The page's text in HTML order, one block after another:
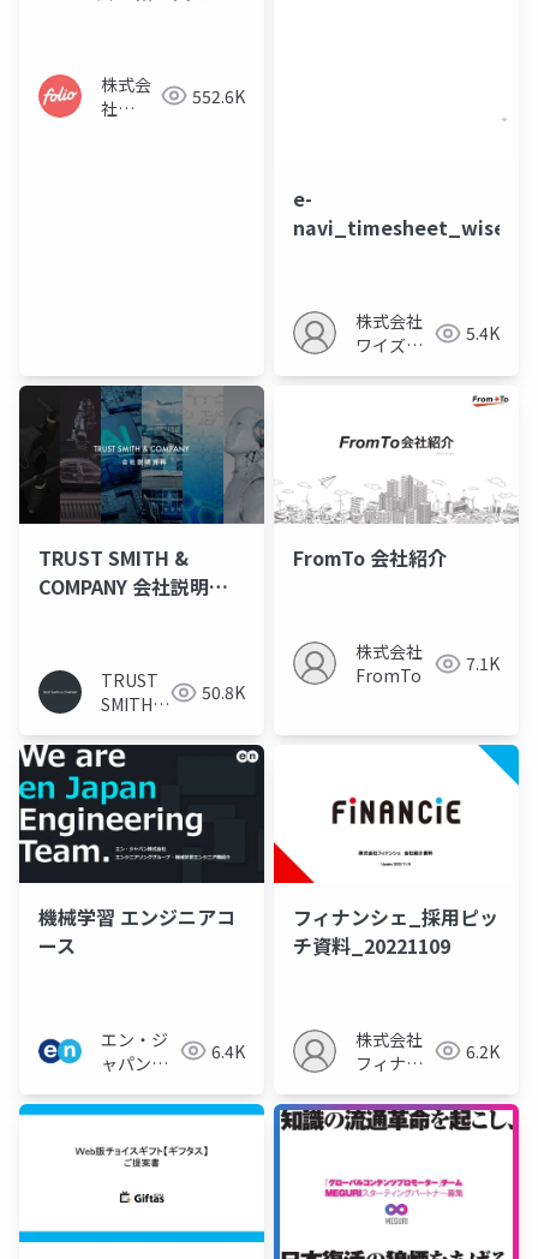
株式会
社
552.6K
e-
株式会社
ワイズ関
5.4K
TRUST SMITH &
COMPANY 会社説明資
TRUST
SMITH &
50.8K
FromTo 会社紹介
株式会社
FromTo
7.1K
機械学習 エンジニアコ
ース
エン・ジ
ャパン人
6.4K
フィナンシェ_採用ピッ
チ資料_20221109
株式会社
フィナン
6.2K